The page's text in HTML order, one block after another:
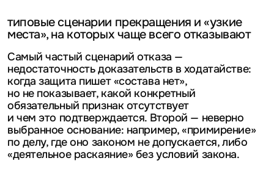
типовые сценарии прекращения и «узкие
места», на которых чаще всего отказывают
Самый частый сценарий отказа —
недостаточность доказательств в ходатайстве:
когда защита пишет «состава нет»,
но не показывает, какой конкретный
обязательный признак отсутствует
и чем это подтверждается. Второй — неверно
выбранное основание: например, «примирение»
по делу, где оно законом не допускается, либо
«деятельное раскаяние» без условий закона.